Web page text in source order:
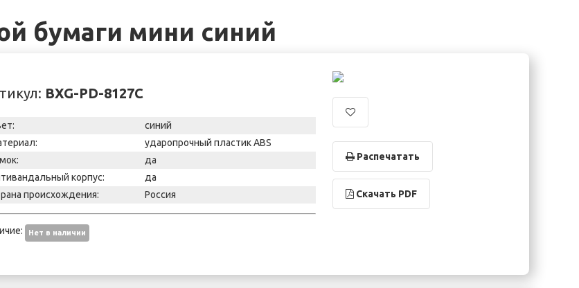
бумаги мини синий
BXG-PD-8127С
синий
ударопрочный пластик ABS
да
корпус:
да
происхождения:
Россия
Нет в наличии
Распечатать
Скачать PDF